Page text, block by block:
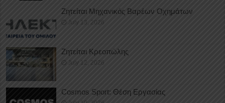
Ζητείται Μηχανικός Βαρέων Οχημάτων
July 13, 2026
Ζητείται Κρεοπώλης
July 12, 2026
Cosmos Sport: Θέση Εργασίας